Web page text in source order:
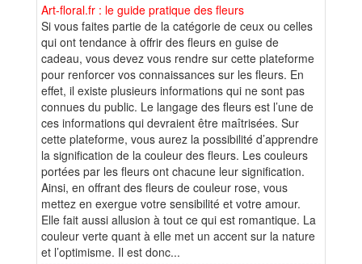
Art-floral.fr : le guide pratique des fleurs
Si vous faites partie de la catégorie de ceux ou celles
qui ont tendance à offrir des fleurs en guise de
cadeau, vous devez vous rendre sur cette plateforme
pour renforcer vos connaissances sur les fleurs. En
effet, il existe plusieurs informations qui ne sont pas
connues du public. Le langage des fleurs est l’une de
ces informations qui devraient être maîtrisées. Sur
cette plateforme, vous aurez la possibilité d’apprendre
la signification de la couleur des fleurs. Les couleurs
portées par les fleurs ont chacune leur signification.
Ainsi, en offrant des fleurs de couleur rose, vous
mettez en exergue votre sensibilité et votre amour.
Elle fait aussi allusion à tout ce qui est romantique. La
couleur verte quant à elle met un accent sur la nature
et l’optimisme. Il est donc...